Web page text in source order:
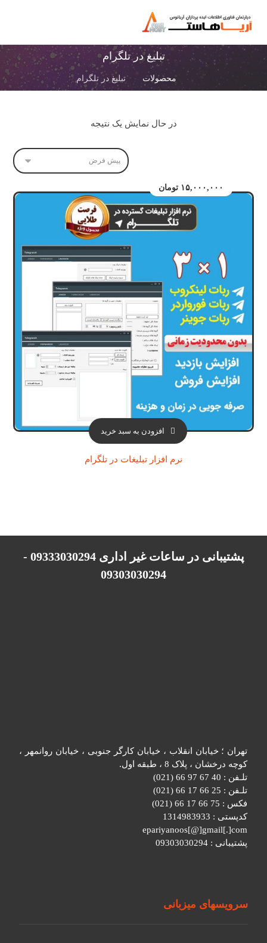
تبلیغ در تلگرام
محصولات تبلیغ در تلگرام
در حال نمایش یک نتیجه
نرم افزار تبلیغات در تلگرام
۱۵,۰۰۰,۰۰۰ تومان
افزودن به سبد خرید
پشتیبانی در ساعات غیر اداری 09333030294 -
09303030294
تهران ؛ خیابان انقلاب ، خیابان کارگر جنوبی ، خیابان روانمهر ،
کوچه درخشان ، پلاک 8 ، طبقه اول.
تلـفن : 40 67 97 66 (021)
تلـفن : 25 66 17 66 (021)
فکس : 75 66 17 66 (021)
کدپستی : 1314983933
epariyanoos[@]gmail[.]com
پشتیبانی : 09303030294
سرویسهای میزبانی